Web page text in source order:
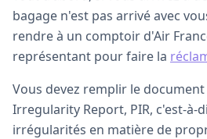
bagage n'est pas arrivé avec
rendre à un comptoir d'Air
représentant pour faire la
Vous devez remplir le
Irregularity Report, PIR, c'est-à-
irrégularités en matière de